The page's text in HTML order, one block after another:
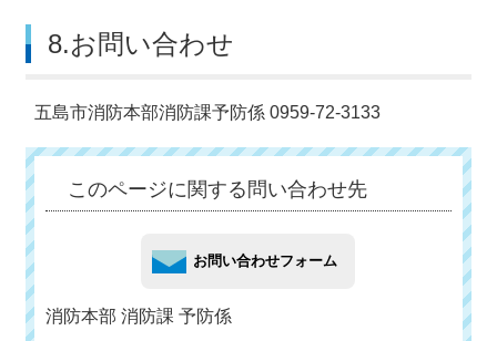
8.お問い合わせ
五島市消防本部消防課予防係 0959-72-3133
このページに関する問い合わせ先
消防本部 消防課 予防係